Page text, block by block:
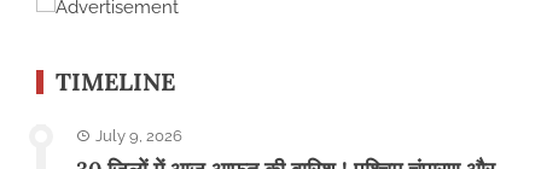
TIMELINE
July 9, 2026